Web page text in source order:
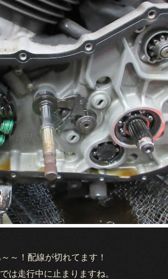
～！配線が切れてます！
は走行中に止まりますね。